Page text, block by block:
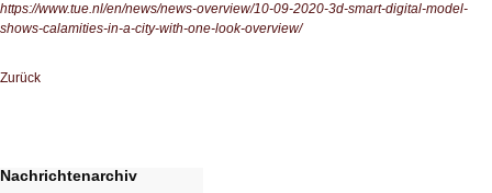
https://www.tue.nl/en/news/news-overview/10-09-2020-3d-smart-digital-model-
shows-calamities-in-a-city-with-one-look-overview/
Zurück
Nachrichtenarchiv